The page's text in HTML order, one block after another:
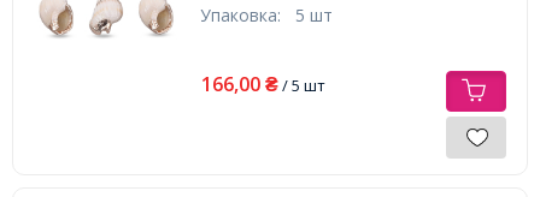
Упаковка: 5 шт
166,00 ₴/ 5 шт